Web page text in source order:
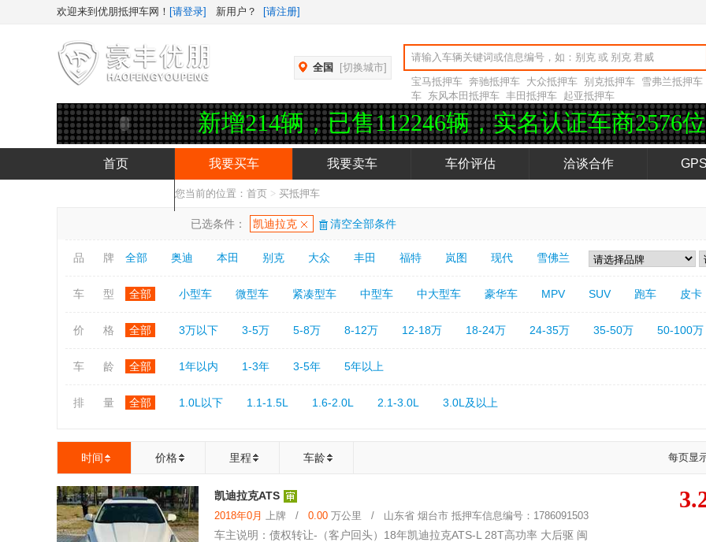
欢迎来到优朋抵押车网！ [请登录] 新用户？ [请注册]
全国
[切换城市]
宝马抵押车 奔驰抵押车 大众抵押车 别克抵押车 雪弗兰抵押车
车 东风本田抵押车 丰田抵押车 起亚抵押车
，今日新增214辆，已售112246辆，实名认证车商2576位，
首页 我要买车 我要卖车 车价评估 洽谈合作
您当前的位置： 首页 > 买抵押车
已选条件： 凯迪拉克 清空全部条件
品 牌 全部 奥迪 本田 别克 大众 丰田 福特 岚图 现代 雪佛兰
车 型 全部 小型车 微型车 紧凑型车 中型车 中大型车 豪华车 MPV SUV 跑车 皮卡
价 格 全部 3万以下 3-5万 5-8万 8-12万 12-18万 18-24万 24-35万 35-50万 50-100万
车 龄 全部 1年以内 1-3年 3-5年 5年以上
排 量 全部 1.0L以下 1.1-1.5L 1.6-2.0L 2.1-3.0L 3.0L及以上
时间 价格 里程 车龄 每页显
凯迪拉克ATS
2018年0月 上牌 / 0.00 万公里 / 山东省 烟台市 抵押车信息编号：1786091503
车主说明：债权转让-（客户回头）18年凯迪拉克ATS-L 28T高功率 大后驱 闽